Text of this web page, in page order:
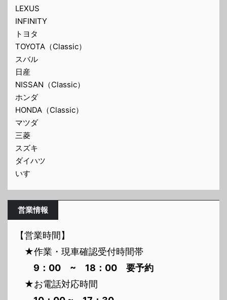
LEXUS
INFINITY
トヨタ
TOYOTA（Classic）
スバル
日産
NISSAN（Classic）
ホンダ
HONDA（Classic）
マツダ
三菱
スズキ
ダイハツ
いすゞ
営業情報
【営業時間】
★作業・現車確認受付時間帯
9：00 ~ 18：00 要予約
★お電話対応時間